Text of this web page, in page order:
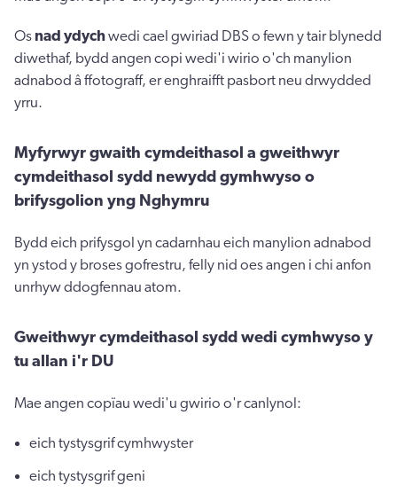
Os nad ydychwedi cael gwiriad DBS o fewn y tair blynedd
diwethaf, bydd angen copi wedi'i wirio o'ch manylion
adnabod â ffotograff, er enghraifft pasbort neu drwydded
yrru.
Myfyrwyr gwaith cymdeithasol a gweithwyr
cymdeithasol sydd newydd gymhwyso o
brifysgolion yng Nghymru
Bydd eich prifysgol yn cadarnhau eich manylion adnabod
yn ystod y broses gofrestru, felly nid oes angen i chi anfon
unrhyw ddogfennau atom.
Gweithwyr cymdeithasol sydd wedi cymhwyso y
tu allan i'r DU
Mae angen copïau wedi'u gwirio o'r canlynol:
eich tystysgrif cymhwyster
eich tystysgrif geni